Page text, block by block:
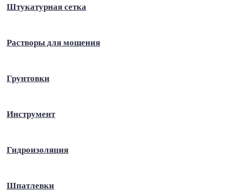
Штукатурная сетка
Растворы для мощения
Грунтовки
Инструмент
Гидроизоляция
Шпатлевки